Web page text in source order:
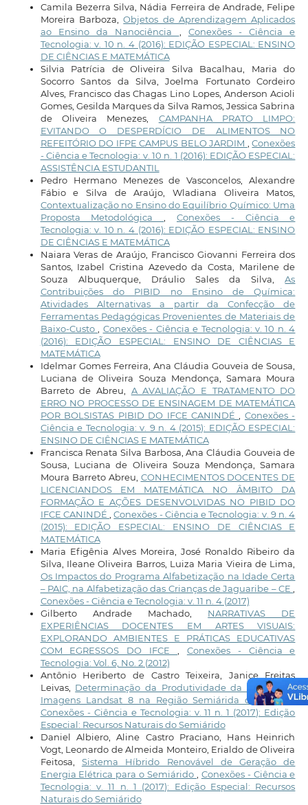
Camila Bezerra Silva, Nádia Ferreira de Andrade, Felipe
Moreira Barboza,Objetos de Aprendizagem Aplicados
ao Ensino da Nanociência
Conexões - Ciência e
Tecnologia: v. 10 n. 4 (2016): EDIÇÃO ESPECIAL: ENSINO
DE CIÊNCIAS E MATEMÁTICA
Silvia Patrícia de Oliveira Silva Bacalhau, Maria do
Socorro Santos da Silva, Joelma Fortunato Cordeiro
Alves, Francisco das Chagas Lino Lopes, Anderson Acioli
Gomes, Gesilda Marques da Silva Ramos, Jessica Sabrina
de Oliveira Menezes, CAMPANHA PRATO LIMPO:
EVITANDO O DESPERDÍCIO DE ALIMENTOS NO
REFEITÓRIO DO IFPE CAMPUS BELO JARDIM
,Conexões
- Ciência e Tecnologia: v. 10 n. 1 (2016): EDIÇÃO ESPECIAL:
ASSISTÊNCIA ESTUDANTIL
Pedro Hermano Menezes de Vasconcelos, Alexandre
Fábio e Silva de Araújo, Wladiana Oliveira Matos,
Contextualização no Ensino do Equilíbrio Químico: Uma
Proposta Metodológica
Conexões - Ciência e
Tecnologia: v. 10 n. 4 (2016): EDIÇÃO ESPECIAL: ENSINO
DE CIÊNCIAS E MATEMÁTICA
Naiara Veras de Araújo, Francisco Giovanni Ferreira dos
Santos, Izabel Cristina Azevedo da Costa, Marilene de
Souza Albuquerque, Dráulio Sales da Silva,As
Contribuições do PIBID no Ensino de Química:
Atividades Alternativas a partir da Confecção de
Ferramentas Pedagógicas Provenientes de Materiais de
Baixo-Custo
Conexões - Ciência e Tecnologia: v. 10 n. 4
(2016): EDIÇÃO ESPECIAL: ENSINO DE CIÊNCIAS E
MATEMÁTICA
Idelmar Gomes Ferreira, Ana Cláudia Gouveia de Sousa,
Luciana de Oliveira Souza Mendonça, Samara Moura
Barreto de Abreu, A AVALIAÇÃO E TRATAMENTO DO
ERRO NO PROCESSO DE ENSINAGEM DE MATEMÁTICA
POR BOLSISTAS PIBID DO IFCE CANINDÉ
Conexões -
Ciência e Tecnologia: v. 9 n. 4 (2015): EDIÇÃO ESPECIAL:
ENSINO DE CIÊNCIAS E MATEMÁTICA
Francisca Renata Silva Barbosa, Ana Cláudia Gouveia de
Sousa, Luciana de Oliveira Souza Mendonça, Samara
Moura Barreto Abreu, CONHECIMENTOS DOCENTES DE
LICENCIANDOS EM MATEMÁTICA NO ÂMBITO DA
FORMAÇÃO E AÇÕES DESENVOLVIDAS NO PIBID DO
IFCE CANINDÉ
,Conexões - Ciência e Tecnologia: v. 9 n. 4
(2015): EDIÇÃO ESPECIAL: ENSINO DE CIÊNCIAS E
MATEMÁTICA
Maria Efigênia Alves Moreira, José Ronaldo Ribeiro da
Silva, Ileane Oliveira Barros, Luiza Maria Vieira de Lima,
Os Impactos do Programa Alfabetização na Idade Certa
– PAIC, na Alfabetização das Crianças de Jaguaribe – CE
Conexões - Ciência e Tecnologia: v. 11 n. 4 (2017)
Gilberto Andrade Machado, NARRATIVAS DE
EXPERIÊNCIAS DOCENTES EM ARTES VISUAIS:
EXPLORANDO AMBIENTES E PRÁTICAS EDUCATIVAS
COM EGRESSOS DO IFCE
Conexões - Ciência e
Tecnologia: Vol. 6, No. 2 (2012)
Antônio Heriberto de Castro Teixeira, Janice Freitas
Leivas, Determinação da Produtividade da Água com
Imagens Landsat 8 na Região Semiárida do Brasil,
Conexões - Ciência e Tecnologia: v. 11 n. 1 (2017): Edição
Especial: Recursos Naturais do Semiárido
Daniel Albiero, Aline Castro Praciano, Hans Heinrich
Vogt, Leonardo de Almeida Monteiro, Erialdo de Oliveira
Feitosa, Sistema Híbrido Renovável de Geração de
Energia Elétrica para o Semiárido
Conexões - Ciência e
Tecnologia: v. 11 n. 1 (2017): Edição Especial: Recursos
Naturais do Semiárido